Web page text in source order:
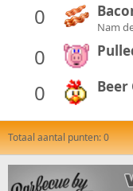
0 Nam
0
0 Beer
Totaal aantal punten: 0